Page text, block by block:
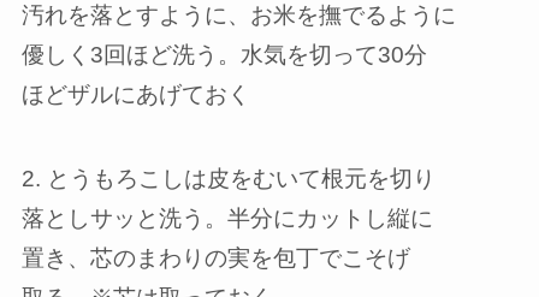
汚れを落とすように、お米を撫でるように
優しく3回ほど洗う。水気を切って30分
ほどザルにあげておく
2. とうもろこしは皮をむいて根元を切り
落としサッと洗う。半分にカットし縦に
置き、芯のまわりの実を包丁でこそげ